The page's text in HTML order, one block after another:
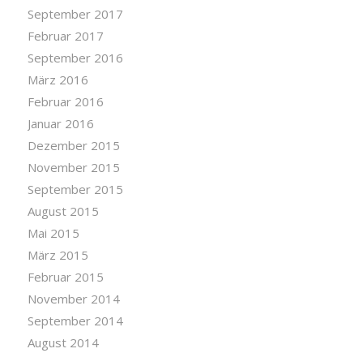
September 2017
Februar 2017
September 2016
März 2016
Februar 2016
Januar 2016
Dezember 2015
November 2015
September 2015
August 2015
Mai 2015
März 2015
Februar 2015
November 2014
September 2014
August 2014